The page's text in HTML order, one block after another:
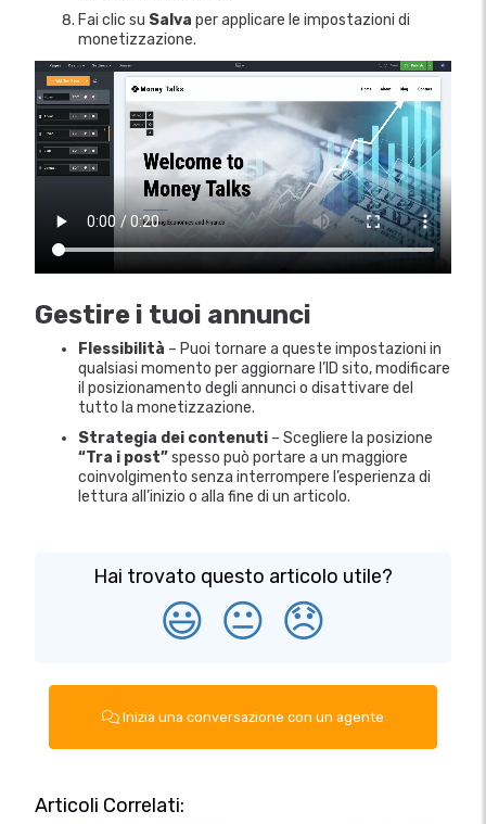
Fai clic su Salva per applicare le impostazioni di
monetizzazione.
Gestire i tuoi annunci
Flessibilità – Puoi tornare a queste impostazioni in
qualsiasi momento per aggiornare l’ID sito, modificare
il posizionamento degli annunci o disattivare del
tutto la monetizzazione.
Strategia dei contenuti – Scegliere la posizione
“Tra i post”spesso può portare a un maggiore
coinvolgimento senza interrompere l’esperienza di
lettura all’inizio o alla fine di un articolo.
Hai trovato questo articolo utile?
😃 😐 😞
Inizia una conversazione con un agente
Articoli Correlati: